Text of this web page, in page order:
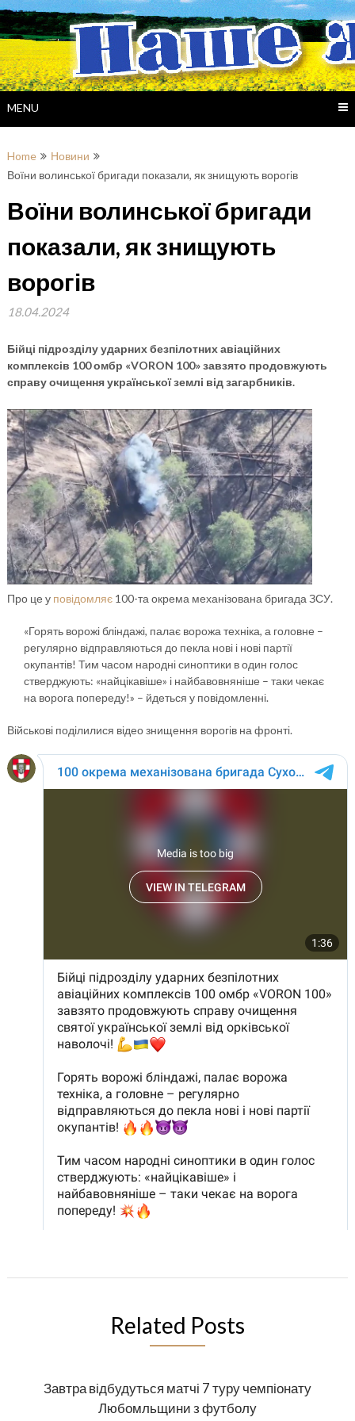
Skip
to
content
MENU
Home
Новини
Воїни волинської бригади показали, як знищують ворогів
Воїни волинської бригади
показали, як знищують
ворогів
18.04.2024
Бійці підрозділу ударних безпілотних авіаційних
комплексів 100 омбр «VORON 100» завзято продовжують
справу очищення української землі від загарбників.
Про це у повідомляє 100-та окрема механізована бригада ЗСУ.
«Горять ворожі бліндажі, палає ворожа техніка, а головне –
регулярно відправляються до пекла нові і нові партії
окупантів! Тим часом народні синоптики в один голос
стверджують: «найцікавіше» і найбавовняніше – таки чекає
на ворога попереду!» – йдеться у повідомленні.
Військові поділилися відео знищення ворогів на фронті.
Related Posts
Завтра відбудуться матчі 7 туру чемпіонату
Любомльщини з футболу